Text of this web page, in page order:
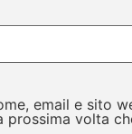
email e sito
prossima volta